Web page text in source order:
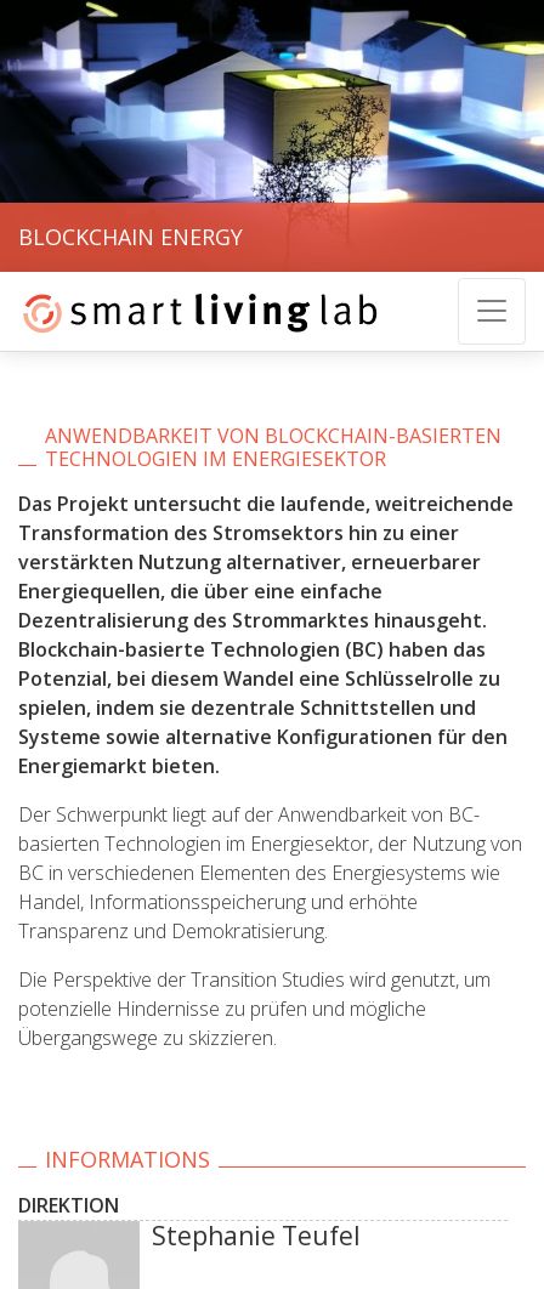
BLOCKCHAIN ENERGY
ANWENDBARKEIT VON BLOCKCHAIN-BASIERTEN
TECHNOLOGIEN IM ENERGIESEKTOR
Das Projekt untersucht die laufende, weitreichende
Transformation des Stromsektors hin zu einer
verstärkten Nutzung alternativer, erneuerbarer
Energiequellen, die über eine einfache
Dezentralisierung des Strommarktes hinausgeht.
Blockchain-basierte Technologien (BC) haben das
Potenzial, bei diesem Wandel eine Schlüsselrolle zu
spielen, indem sie dezentrale Schnittstellen und
Systeme sowie alternative Konfigurationen für den
Energiemarkt bieten.
Der Schwerpunkt liegt auf der Anwendbarkeit von BC-
basierten Technologien im Energiesektor, der Nutzung von
BC in verschiedenen Elementen des Energiesystems wie
Handel, Informationsspeicherung und erhöhte
Transparenz und Demokratisierung.
Die Perspektive der Transition Studies wird genutzt, um
potenzielle Hindernisse zu prüfen und mögliche
Übergangswege zu skizzieren.
INFORMATIONS
DIREKTION
Stephanie Teufel